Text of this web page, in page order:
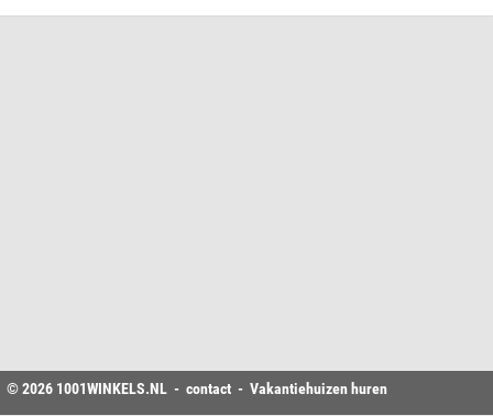
© 2026 1001WINKELS.NL - contact - Vakantiehuizen huren